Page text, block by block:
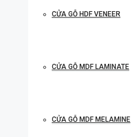
CỬA GỖ HDF VENEER
CỬA GỖ MDF LAMINATE
CỬA GỖ MDF MELAMINE